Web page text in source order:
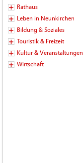
Rathaus
Leben in Neunkirchen
Bildung & Soziales
Touristik & Freizeit
Kultur & Veranstaltungen
Wirtschaft